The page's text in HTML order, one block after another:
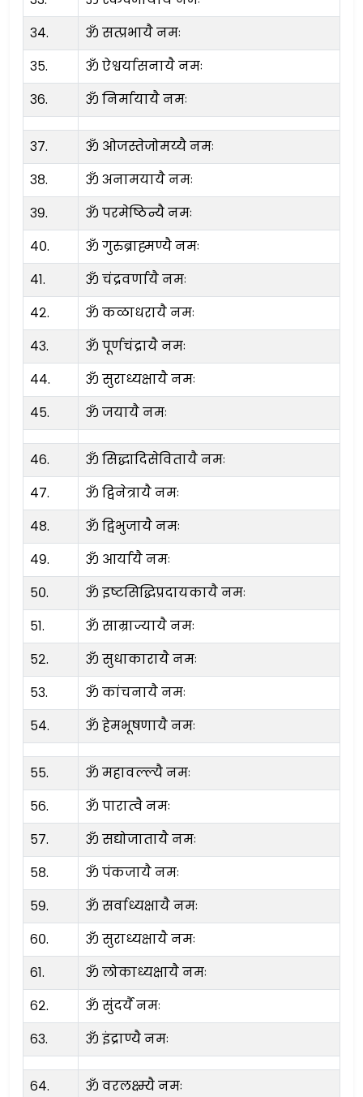
३४.
ॐ सत्प्रभायै नमः
३५.
ॐ ऐश्वर्यासनायै नमः
३६.
ॐ निर्मायायै नमः
३७.
ॐ ओजस्तेजोमय्यै नमः
३८.
ॐ अनामयायै नमः
३९.
ॐ परमेष्ठिन्यै नमः
४०.
ॐ गुरुब्राह्मण्यै नमः
४१.
ॐ चंद्रवर्णायै नमः
४२.
ॐ कळाधरायै नमः
४३.
ॐ पूर्णचंद्रायै नमः
४४.
ॐ सुराध्यक्षायै नमः
४५.
ॐ जयायै नमः
४६.
ॐ सिद्धादिसेवितायै नमः
४७.
ॐ द्विनेत्रायै नमः
४८.
ॐ द्विभुजायै नमः
४९.
ॐ आर्यायै नमः
५०.
ॐ इष्टसिद्धिप्रदायकायै नमः
५१.
ॐ साम्राज्यायै नमः
५२.
ॐ सुधाकारायै नमः
५३.
ॐ कांचनायै नमः
५४.
ॐ हेमभूषणायै नमः
५५.
ॐ महावल्ल्यै नमः
५६.
ॐ पारात्वै नमः
५७.
ॐ सद्योजातायै नमः
५८.
ॐ पंकजायै नमः
५९.
ॐ सर्वाध्यक्षायै नमः
६०.
ॐ सुराध्यक्षायै नमः
६१.
ॐ लोकाध्यक्षायै नमः
६२.
ॐ सुंदर्यै नमः
६३.
ॐ इंद्राण्यै नमः
६४.
ॐ वरलक्ष्म्यै नमः